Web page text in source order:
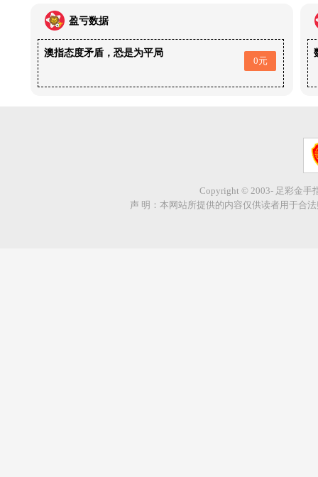
盈亏数据
澳指态度矛盾，恐是为平局
0元
Copyright © 2003- 足彩金手
声 明：本网站所提供的内容仅供读者用于合